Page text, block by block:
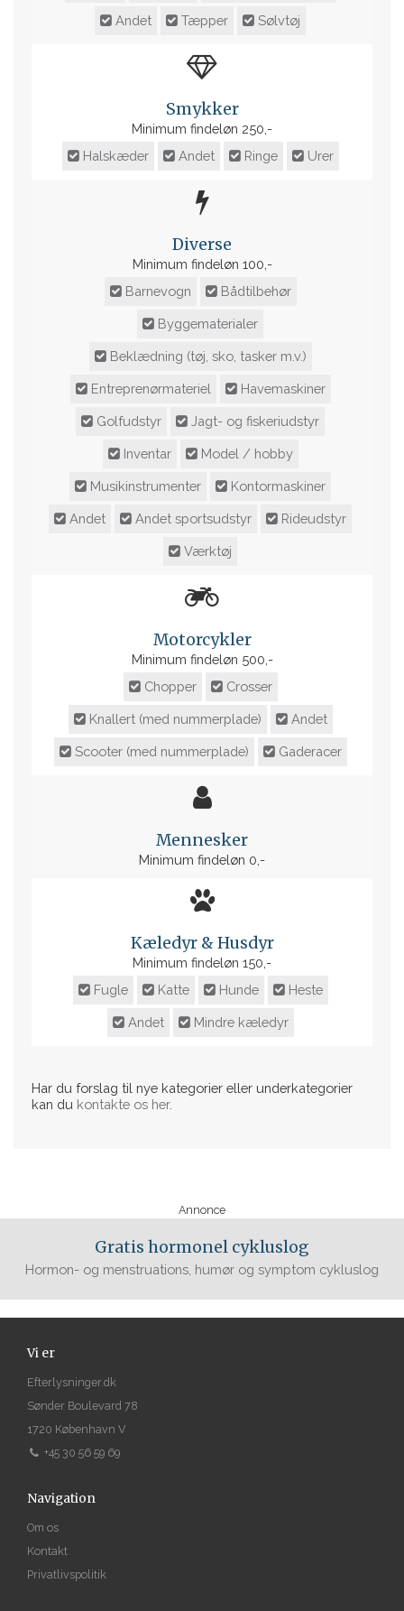
Andet Tæpper Sølvtøj
Smykker
Minimum findeløn 250,-
Halskæder
Andet Ringe Urer
Diverse
Minimum findeløn 100,-
Barnevogn
Bådtilbehør
Byggematerialer
Beklædning (tøj, sko, tasker m.v.)
Entreprenørmateriel Havemaskiner
Golfudstyr Jagt- og fiskeriudstyr
Inventar Model / hobby
Musikinstrumenter Kontormaskiner
Andet Andet sportsudstyr Rideudstyr
Værktøj
Motorcykler
Minimum findeløn 500,-
Chopper
Crosser
Knallert (med nummerplade) Andet
Scooter (med nummerplade) Gaderacer
Mennesker
Minimum findeløn 0,-
Kæledyr & Husdyr
Minimum findeløn 150,-
Fugle
Katte Hunde Heste
Andet Mindre kæledyr
Har du forslag til nye kategorier eller underkategorier
kan du kontakte os her.
Annonce
Gratis hormonel cykluslog
Hormon- og menstruations, humør og symptom cykluslog
Vi er
Efterlysninger.dk
Sønder Boulevard 78
1720 København V
+45 30 56 59 69
Navigation
Om os
Kontakt
Privatlivspolitik